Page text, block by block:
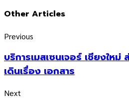
Other Articles
Previous
บริการเมสเซนเจอร์ เชียงให
เดินเรื่อง เอกสาร
Next